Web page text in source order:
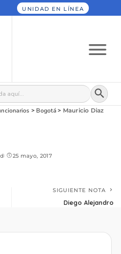
UNIDAD EN LÍNEA
Botón
> Bogotá> Mauricio Diaz
25 mayo, 2017
SIGUIENTE NOTA
Diego Alejandro